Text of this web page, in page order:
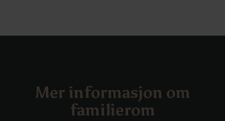
Mer informasjon om
familierom